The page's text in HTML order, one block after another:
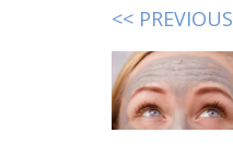
<< PREVIOUS